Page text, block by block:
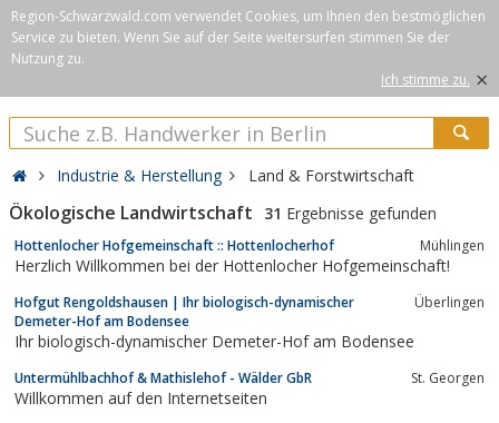
Region-Schwarzwald.com verwendet Cookies, um Ihnen den bestmöglichen
Service zu bieten. Wenn Sie auf der Seite weitersurfen stimmen Sie der
Nutzung zu.
Ich stimme zu. ×
Industrie & Herstellung Land & Forstwirtschaft
Ökologische Landwirtschaft 31 Ergebnisse gefunden
Hottenlocher Hofgemeinschaft :: Hottenlocherhof Mühlingen
Herzlich Willkommen bei der Hottenlocher Hofgemeinschaft!
Hofgut Rengoldshausen | Ihr biologisch-dynamischer
Demeter-Hof am Bodensee
Überlingen
Ihr biologisch-dynamischer Demeter-Hof am Bodensee
Untermühlbachhof & Mathislehof - Wälder GbR St. Georgen
Willkommen auf den Internetseiten